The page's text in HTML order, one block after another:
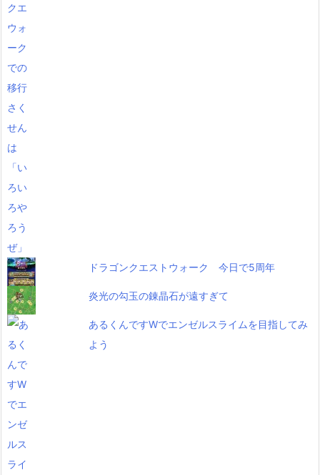
ドラゴンクエストウォーク 今日で5周年
炎光の勾玉の錬晶石が遠すぎて
あるくんですWでエンゼルスライムを目指してみ
よう